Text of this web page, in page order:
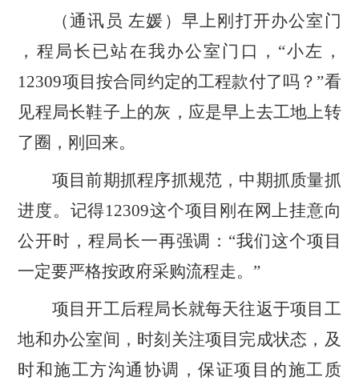
（通讯员 左媛 ） 早上刚打开办公室门
，程局长已站在我办公室门口， “小左，
12309项目按合同约定的工程款付了吗？ ”看
见程局长鞋子上的灰，应是早上去工地上转
了圈，刚回来。
项目前期抓程序抓规范，中期抓质量抓
进度。记得12309这个项目刚在网上挂意向
公开时，程局长一再强调： “我们这个项目
一定要严格按政府采购流程走。 ”
项目开工后程局长就每天往返于项目工
地和办公室间，时刻关注项目完成状态，及
时和施工方沟通协调，保证项目的施工质